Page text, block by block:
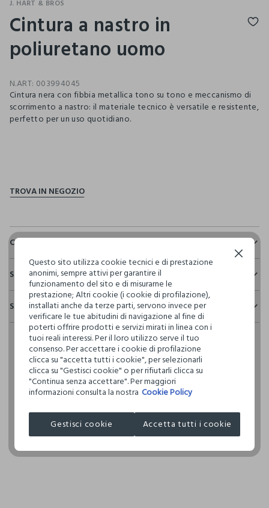
J. HART & BROS
Cintura a nastro in
poliuretano uomo
N.ART: 003994045
Cintura nera con fibbia metallica tono su tono e meccanismo di
scorrimento a nastro: il materiale tecnico è versatile e resistente,
perfetto per un uso quotidiano.
Composizione e cura
Composizione:
100% POLIPROPILENE
NON CANDEGGIARE
NON LAVARE IN ACQUA
NON LAVARE A SECCO
NON ASCIUGARE IN ASCIUGA BIANCHERIA A TAMBURO
ROTATIVO
NON STIRARE
Sostenibilità e trasparenza
Sicurezza
Il 100% dei nostri articoli viene sottoposto a test chimico-
fisici, per verificarne il rispetto dei limiti che abbiamo
definito per l’uso di sostanze chimiche, talvolta anche più
restrittivi rispetto a quelli previsti dalla normativa
internazionale.
Clicca qui per vedere i dettagli
WENZHOU SHENGHUI IMP & EXP. CO
MADE IN CHINA
Spedizione e resi
Hai fino a 30 giorni dalla consegna del tuo ordine online per
cambiare idea e restituire i prodotti che hai acquistato.
Questo sito utilizza cookie tecnici e di prestazione
anonimi, sempre attivi per garantire il
funzionamento del sito e di misurarne le
prestazione; Altri cookie (i cookie di profilazione),
installati anche da terze parti, servono invece per
verificare le tue abitudini di navigazione al fine di
poterti offrire prodotti e servizi mirati in linea con i
tuoi reali interessi. Per il loro utilizzo serve il tuo
consenso. Per accettare i cookie di profilazione
clicca su "accetta tutti i cookie", per selezionarli
clicca su "Gestisci cookie" o per rifiutarli clicca su
"Continua senza accettare". Per maggiori
informazioni consulta la nostra Cookie Policy
Gestisci cookie Accetta tutti i cookie
Continua senza accettare